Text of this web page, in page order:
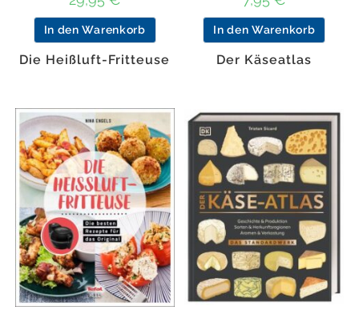
In den Warenkorb In den Warenkorb
Die Heißluft-Fritteuse Der Käseatlas